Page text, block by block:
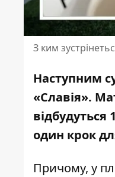
З ким
Наступним
«Славія».
один крок
Причому, у